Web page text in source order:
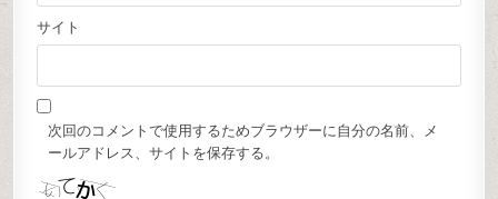
サイト
次回のコメントで使用するためブラウザーに自分の名前、メ
ールアドレス、サイトを保存する。